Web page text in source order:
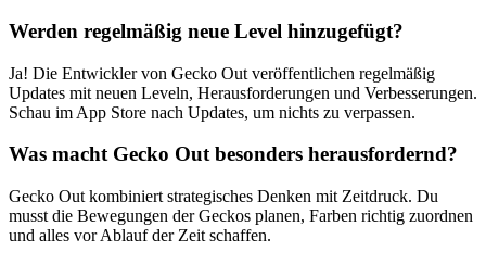
Werden regelmäßig neue Level hinzugefügt?
Ja! Die Entwickler von Gecko Out veröffentlichen regelmäßig
Updates mit neuen Leveln, Herausforderungen und Verbesserungen.
Schau im App Store nach Updates, um nichts zu verpassen.
Was macht Gecko Out besonders herausfordernd?
Gecko Out kombiniert strategisches Denken mit Zeitdruck. Du
musst die Bewegungen der Geckos planen, Farben richtig zuordnen
und alles vor Ablauf der Zeit schaffen.